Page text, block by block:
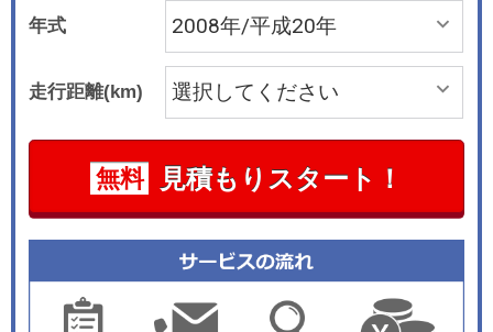
とも電子制御4速ATと組み合わされる。小さなク
ルマながら安全装備の充実度は高く、SRSサイド
エアバッグ(運転席/助手席)や3列のシートすべてに
対応するSRSカーテンエアバッグなど、6つのSR
Sエアバッグが装備される。横滑り防止装置のVS
C＆TRCは2WD車にオプション設定されている。
年式
走行距離(km)
無料 見積もりスタート！